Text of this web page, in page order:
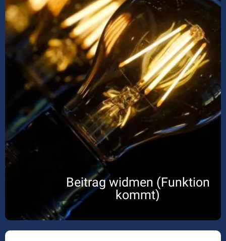
Beitrag widmen (Funktion
kommt)